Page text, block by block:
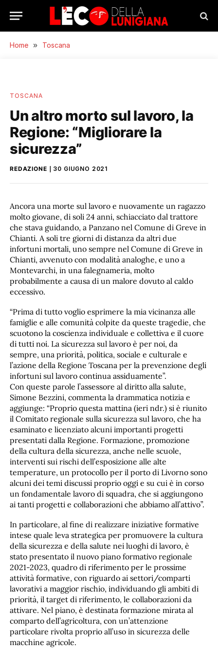
Home » Toscana
TOSCANA
Un altro morto sul lavoro, la
Regione: “Migliorare la
sicurezza”
REDAZIONE 30 GIUGNO 2021
Ancora una morte sul lavoro e nuovamente un ragazzo
molto giovane, di soli 24 anni, schiacciato dal trattore
che stava guidando, a Panzano nel Comune di Greve in
Chianti. A soli tre giorni di distanza da altri due
infortuni mortali, uno sempre nel Comune di Greve in
Chianti, avvenuto con modalità analoghe, e uno a
Montevarchi, in una falegnameria, molto
probabilmente a causa di un malore dovuto al caldo
eccessivo.
“Prima di tutto voglio esprimere la mia vicinanza alle
famiglie e alle comunità colpite da queste tragedie, che
scuotono la coscienza individuale e collettiva e il cuore
di tutti noi. La sicurezza sul lavoro è per noi, da
sempre, una priorità, politica, sociale e culturale e
l’azione della Regione Toscana per la prevenzione degli
infortuni sul lavoro continua assiduamente”.
Con queste parole l’assessore al diritto alla salute,
Simone Bezzini, commenta la drammatica notizia e
aggiunge: “Proprio questa mattina (ieri ndr.) si è riunito
il Comitato regionale sulla sicurezza sul lavoro, che ha
esaminato e licenziato alcuni importanti progetti
presentati dalla Regione. Formazione, promozione
della cultura della sicurezza, anche nelle scuole,
interventi sui rischi dell’esposizione alle alte
temperature, un protocollo per il porto di Livorno sono
alcuni dei temi discussi proprio oggi e su cui è in corso
un fondamentale lavoro di squadra, che si aggiungono
ai tanti progetti e collaborazioni che abbiamo all’attivo”.
In particolare, al fine di realizzare iniziative formative
intese quale leva strategica per promuovere la cultura
della sicurezza e della salute nei luoghi di lavoro, è
stato presentato il nuovo piano formativo regionale
2021-2023, quadro di riferimento per le prossime
attività formative, con riguardo ai settori/comparti
lavorativi a maggior rischio, individuando gli ambiti di
priorità, il target di riferimento, le collaborazioni da
attivare. Nel piano, è destinata formazione mirata al
comparto dell’agricoltura, con un’attenzione
particolare rivolta proprio all’uso in sicurezza delle
macchine agricole.